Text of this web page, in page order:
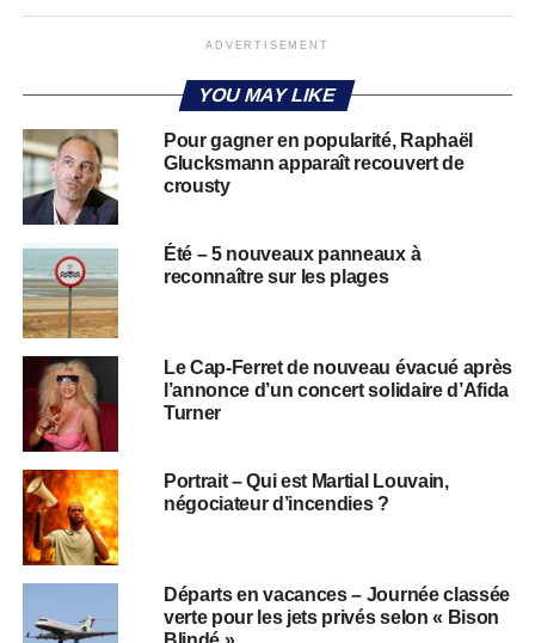
ADVERTISEMENT
YOU MAY LIKE
Pour gagner en popularité, Raphaël
Glucksmann apparaît recouvert de
crousty
Été – 5 nouveaux panneaux à
reconnaître sur les plages
Le Cap-Ferret de nouveau évacué après
l’annonce d’un concert solidaire d’Afida
Turner
Portrait – Qui est Martial Louvain,
négociateur d’incendies ?
Départs en vacances – Journée classée
verte pour les jets privés selon « Bison